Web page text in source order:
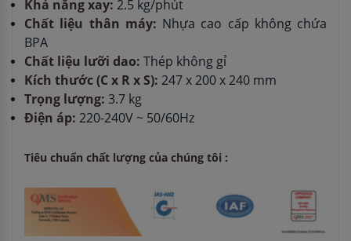
Khả năng xay: 2.5 kg/phút
Chất liệu thân máy: Nhựa cao cấp không chứa
BPA
Chất liệu lưỡi dao: Thép không gỉ
Kích thước (C x R x S): 247 x 200 x 240 mm
Trọng lượng: 3.7 kg
Điện áp: 220-240V ~ 50/60Hz
Tiêu chuẩn chất lượng của chúng tôi :